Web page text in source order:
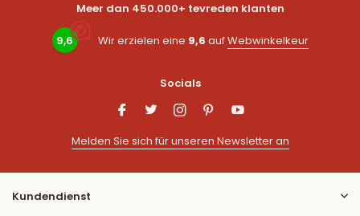
Meer dan 450.000+ tevreden klanten
9,6 Wir erzielen eine 9,6 aufWebwinkelkeur
Socials
Melden Sie sich für unseren Newsletter an
Kundendienst